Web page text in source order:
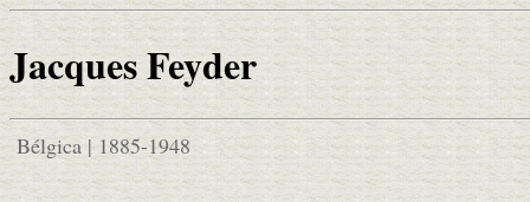
Jacques Feyder
Bélgica | 1885-1948